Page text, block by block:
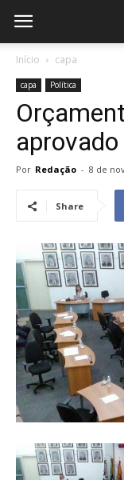
Início capa
capa Política
Por Redação - 8 de
Share